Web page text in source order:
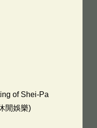
of Shei-Pa
閒娛樂)